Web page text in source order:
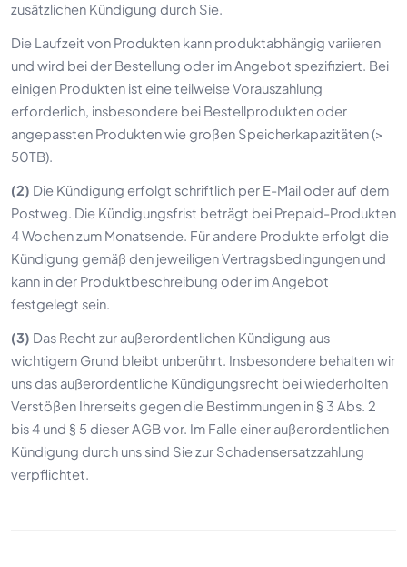
zusätzlichen Kündigung durch Sie.
Die Laufzeit von Produkten kann produktabhängig variieren
und wird bei der Bestellung oder im Angebot spezifiziert. Bei
einigen Produkten ist eine teilweise Vorauszahlung
erforderlich, insbesondere bei Bestellprodukten oder
angepassten Produkten wie großen Speicherkapazitäten (>
50TB).
(2) Die Kündigung erfolgt schriftlich per E-Mail oder auf dem
Postweg. Die Kündigungsfrist beträgt bei Prepaid-Produkten
4 Wochen zum Monatsende. Für andere Produkte erfolgt die
Kündigung gemäß den jeweiligen Vertragsbedingungen und
kann in der Produktbeschreibung oder im Angebot
festgelegt sein.
(3) Das Recht zur außerordentlichen Kündigung aus
wichtigem Grund bleibt unberührt. Insbesondere behalten wir
uns das außerordentliche Kündigungsrecht bei wiederholten
Verstößen Ihrerseits gegen die Bestimmungen in § 3 Abs. 2
bis 4 und § 5 dieser AGB vor. Im Falle einer außerordentlichen
Kündigung durch uns sind Sie zur Schadensersatzzahlung
verpflichtet.